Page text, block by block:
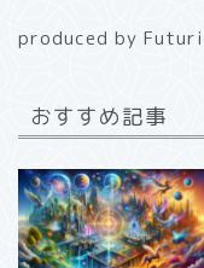
produced by
おすすめ記事